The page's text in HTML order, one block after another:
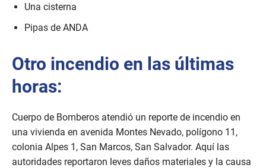
e
e
c
n
d
Una cisterna
Pipas de ANDA
Otro incendio en las últimas
horas:
Cuerpo de Bomberos atendió un reporte de incendio en
una vivienda en avenida Montes Nevado, polígono 11,
colonia Alpes 1, San Marcos, San Salvador. Aquí las
autoridades reportaron leves daños materiales y la causa